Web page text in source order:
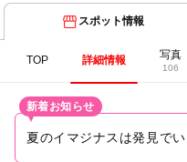
スポット情報
TOP 詳細情報 写真
106
夏のイマジナスは発見でい
新着お知らせ